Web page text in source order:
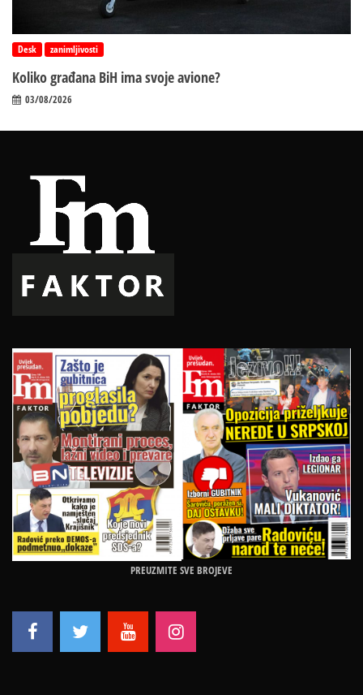
Desk zanimljivosti
Koliko građana BiH ima svoje avione?
03/08/2026
PREUZMITE SVE BROJEVE